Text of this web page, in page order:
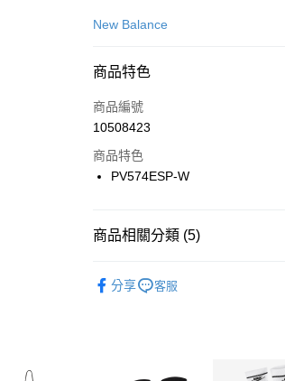
信用卡一次付款
合作金庫商業銀行
華南商業銀行
上海商業儲蓄銀行
國泰世華商業銀行
聯邦商業銀行
台新國際商業銀行
LINE Pay
Apple Pay
【關於「AFTEE先享後付」】
３．安心：先確認商品／服務後，再付
New Balance
商品特色
商品編號
10508423
商品特色
PV574ESP-W
商品相關分類 (5)
分享 客服